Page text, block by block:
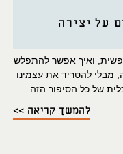
על יצירה
ואיך אפשר להתפלש
מבלי להטריד את עצמינו
של כל הסיפור הזה.
להמשך קריאה >>